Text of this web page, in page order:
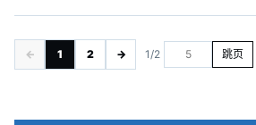
← 1 2 → 1/2 跳页